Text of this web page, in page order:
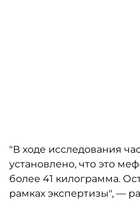
"В ходе исследования
установлено, что это
более 41 килограмма.
рамках экспертизы", —